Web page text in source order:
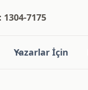
Yazarlar İçin
1304-7175